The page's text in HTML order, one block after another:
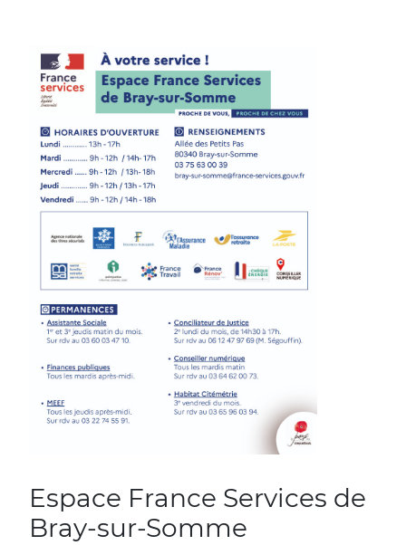
Espace France Services de
Bray-sur-Somme